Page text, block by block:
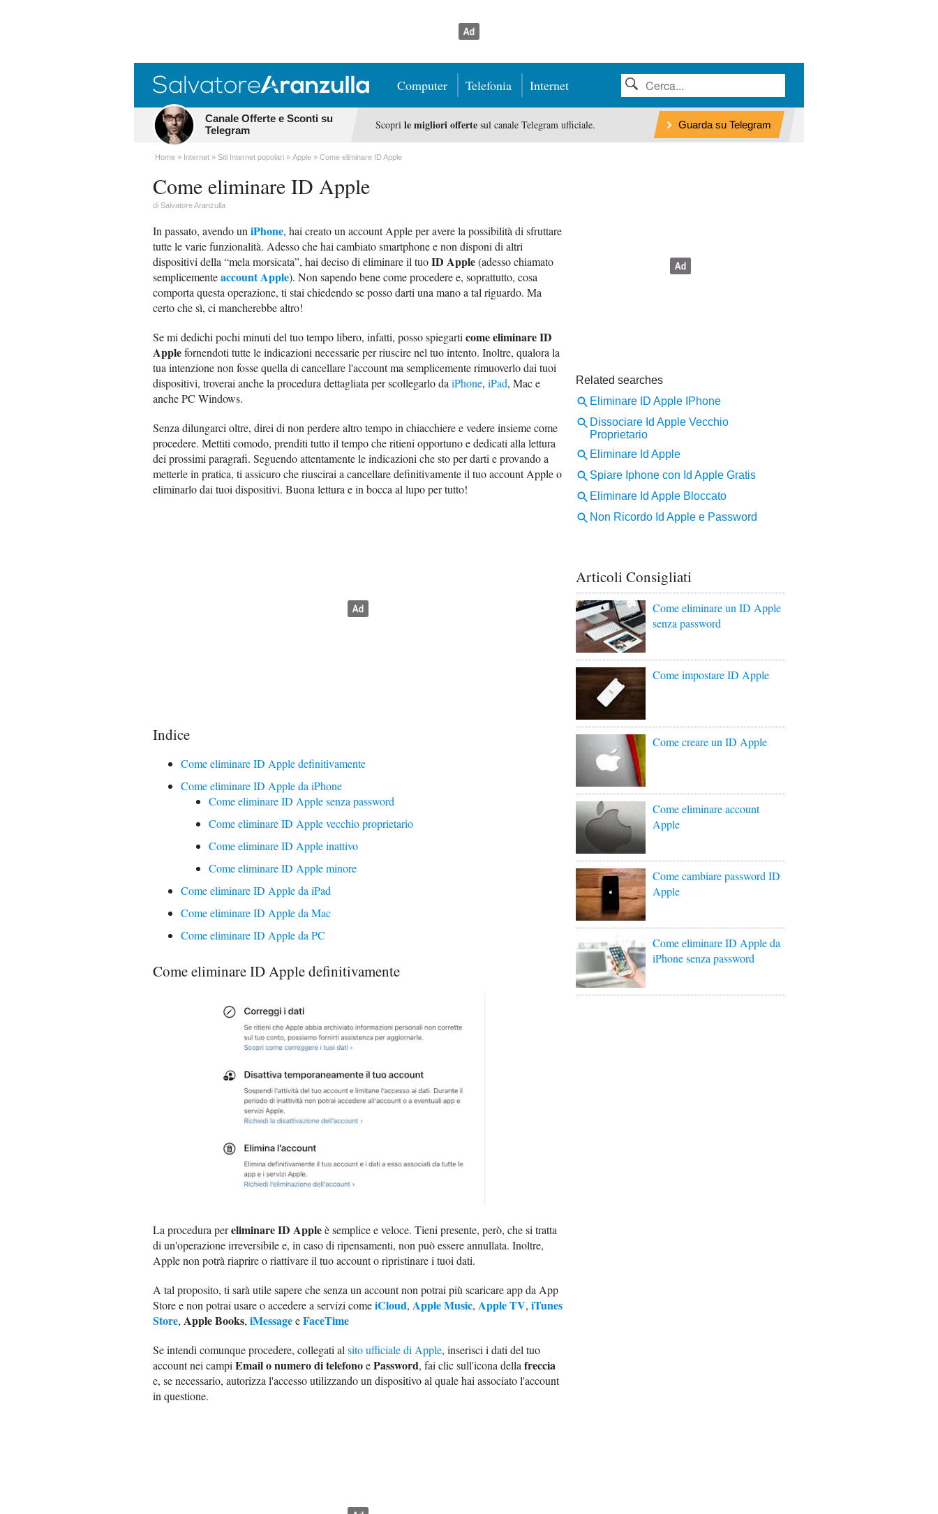
Computer Telefonia Internet
Canale Offerte e Sconti su
Telegram
Scopri le migliori offertesul canale Telegram ufficiale. Guarda su Telegram
Home Internet Siti Internet popolari Apple Come eliminare ID Apple
Come eliminare ID Apple
di Salvatore Aranzulla
In passato, avendo un iPhone, hai creato un account Apple per avere la possibilità di sfruttare
tutte le varie funzionalità. Adesso che hai cambiato smartphone e non disponi di altri
dispositivi della “mela morsicata”, hai deciso di eliminare il tuoID Apple(adesso chiamato
semplicementeaccount Apple). Non sapendo bene come procedere e, soprattutto, cosa
comporta questa operazione, ti stai chiedendo se posso darti una mano a tal riguardo. Ma
certo che sì, ci mancherebbe altro!
Se mi dedichi pochi minuti del tuo tempo libero, infatti, posso spiegarti come eliminare ID
Applefornendoti tutte le indicazioni necessarie per riuscire nel tuo intento. Inoltre, qualora la
tua intenzione non fosse quella di cancellare l'account ma semplicemente rimuoverlo dai tuoi
dispositivi, troverai anche la procedura dettagliata per scollegarlo da iPhone, iPad, Mac e
anche PC Windows.
Senza dilungarci oltre, direi di non perdere altro tempo in chiacchiere e vedere insieme come
procedere. Mettiti comodo, prenditi tutto il tempo che ritieni opportuno e dedicati alla lettura
dei prossimi paragrafi. Seguendo attentamente le indicazioni che sto per darti e provando a
metterle in pratica, ti assicuro che riuscirai a cancellare definitivamente il tuo account Apple o
eliminarlo dai tuoi dispositivi. Buona lettura e in bocca al lupo per tutto!
Indice
Come eliminare ID Apple definitivamente
Come eliminare ID Apple da iPhone
Come eliminare ID Apple senza password
Come eliminare ID Apple vecchio proprietario
Come eliminare ID Apple inattivo
Come eliminare ID Apple minore
Come eliminare ID Apple da iPad
Come eliminare ID Apple da Mac
Come eliminare ID Apple da PC
Come eliminare ID Apple definitivamente
La procedura pereliminare ID Appleè semplice e veloce. Tieni presente, però, che si tratta
di un'operazione irreversibile e, in caso di ripensamenti, non può essere annullata. Inoltre,
Apple non potrà riaprire o riattivare il tuo account o ripristinare i tuoi dati.
A tal proposito, ti sarà utile sapere che senza un account non potrai più scaricare app da App
Store e non potrai usare o accedere a servizi comeiCloud, Apple Music, Apple TV, iTunes
Store, Apple Books, iMessageeFaceTime
Se intendi comunque procedere, collegati al sito ufficiale di Apple, inserisci i dati del tuo
account nei campi Email o numero di telefonoePassword, fai clic sull'icona della freccia
e, se necessario, autorizza l'accesso utilizzando un dispositivo al quale hai associato l'account
in questione.
Articoli Consigliati
Come eliminare un ID Apple
senza password
Come impostare ID Apple
Come creare un ID Apple
Come eliminare account
Apple
Come cambiare password ID
Apple
Come eliminare ID Apple da
iPhone senza password